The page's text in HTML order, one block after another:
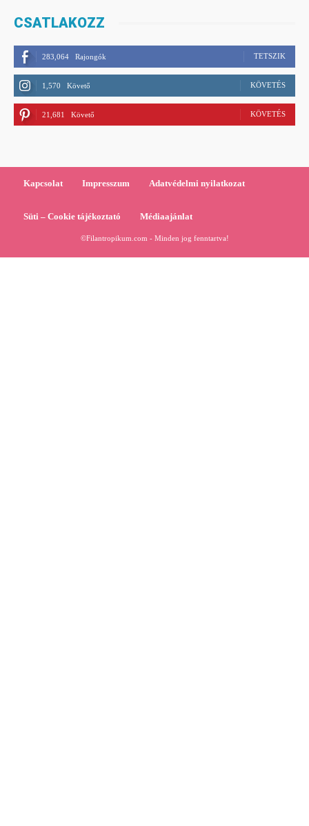
CSATLAKOZZ
283,064 Rajongók TETSZIK
1,570 Követő KÖVETÉS
21,681 Követő KÖVETÉS
Kapcsolat Impresszum Adatvédelmi nyilatkozat
Süti – Cookie tájékoztató Médiaajánlat
©Filantropikum.com - Minden jog fenntartva!